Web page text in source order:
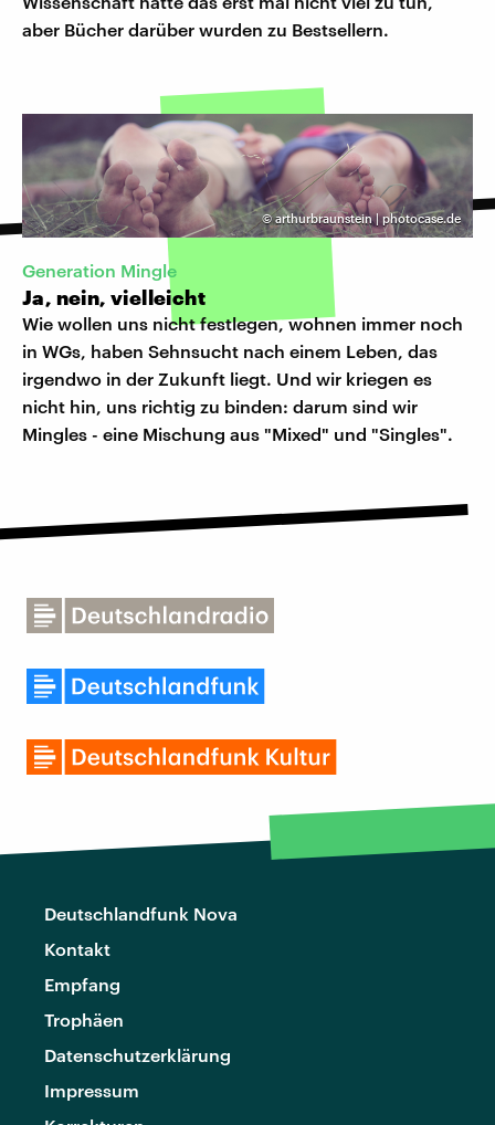
aber Bücher darüber wurden zu Bestsellern.
©arthurbraunstein | photocase.de
Generation Mingle
Ja, nein, vielleicht
Wie wollen uns nicht festlegen, wohnen immer noch
in WGs, haben Sehnsucht nach einem Leben, das
irgendwo in der Zukunft liegt. Und wir kriegen es
nicht hin, uns richtig zu binden: darum sind wir
Mingles - eine Mischung aus "Mixed" und "Singles".
Deutschlandfunk Nova
Kontakt
Empfang
Trophäen
Datenschutzerklärung
Impressum